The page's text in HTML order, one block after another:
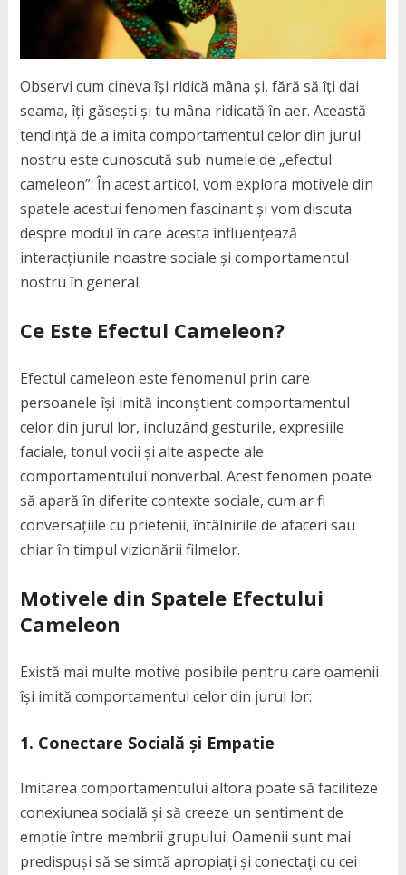
Observi cum cineva își ridică mâna și, fără să îți dai
seama, îți găsești și tu mâna ridicată în aer. Această
tendință de a imita comportamentul celor din jurul
nostru este cunoscută sub numele de „efectul
cameleon”. În acest articol, vom explora motivele din
spatele acestui fenomen fascinant și vom discuta
despre modul în care acesta influențează
interacțiunile noastre sociale și comportamentul
nostru în general.
Ce Este Efectul Cameleon?
Efectul cameleon este fenomenul prin care
persoanele își imită inconștient comportamentul
celor din jurul lor, incluzând gesturile, expresiile
faciale, tonul vocii și alte aspecte ale
comportamentului nonverbal. Acest fenomen poate
să apară în diferite contexte sociale, cum ar fi
conversațiile cu prietenii, întâlnirile de afaceri sau
chiar în timpul vizionării filmelor.
Motivele din Spatele Efectului
Cameleon
Există mai multe motive posibile pentru care oamenii
își imită comportamentul celor din jurul lor:
1. Conectare Socială și Empatie
Imitarea comportamentului altora poate să faciliteze
conexiunea socială și să creeze un sentiment de
empție între membrii grupului. Oamenii sunt mai
predispuși să se simtă apropiați și conectați cu cei